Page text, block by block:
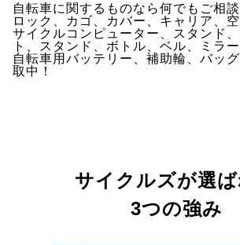
自転車に関するものなら何でもご相談
ロック、カゴ、カバー、キャリア、
サイクルコンピューター、スタンド
ト、スタンド、ボトル、ベル、ミラ
自転車用バッテリー、補助輪、バッ
取中！
サイクルズが選ば
3つの強み